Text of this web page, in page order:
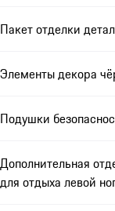
Пакет отделки
Элементы декора
Подушки
Дополнительная
для отдыха левой